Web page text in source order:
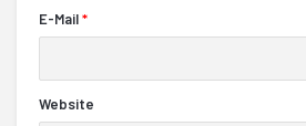
E-Mail*
Website